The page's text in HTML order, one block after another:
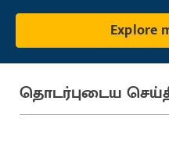
Explore
தொடர்புடைய